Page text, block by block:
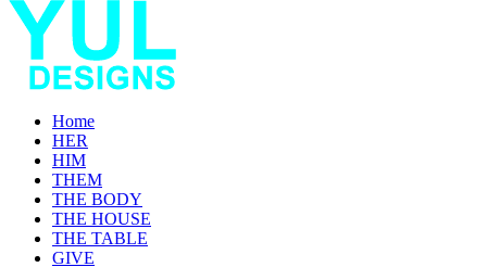
Home
HER
HIM
THEM
THE BODY
THE HOUSE
THE TABLE
GIVE